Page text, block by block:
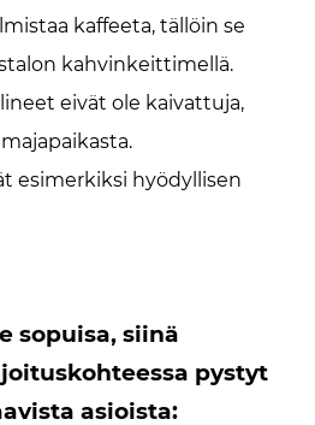
kaffeeta, tällöin se
kahvinkeittimellä.
eivät ole kaivattuja,
esimerkiksi hyödyllisen
sopuisa, siinä
pystyt
asioista: